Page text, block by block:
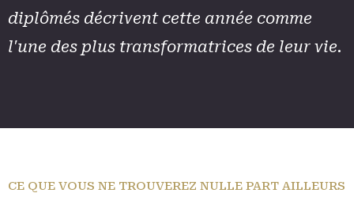
diplômés décrivent cette année comme
l'une des plus transformatrices de leur vie.
CE QUE VOUS NE TROUVEREZ NULLE PART AILLEURS